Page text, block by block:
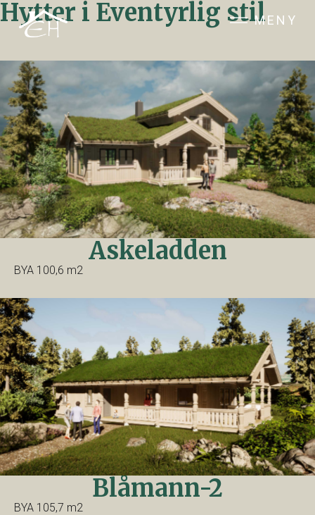
MENY
Hytter i Eventyrlig stil
Askeladden
BYA 100,6 m2
Blåmann-2
BYA 105,7 m2